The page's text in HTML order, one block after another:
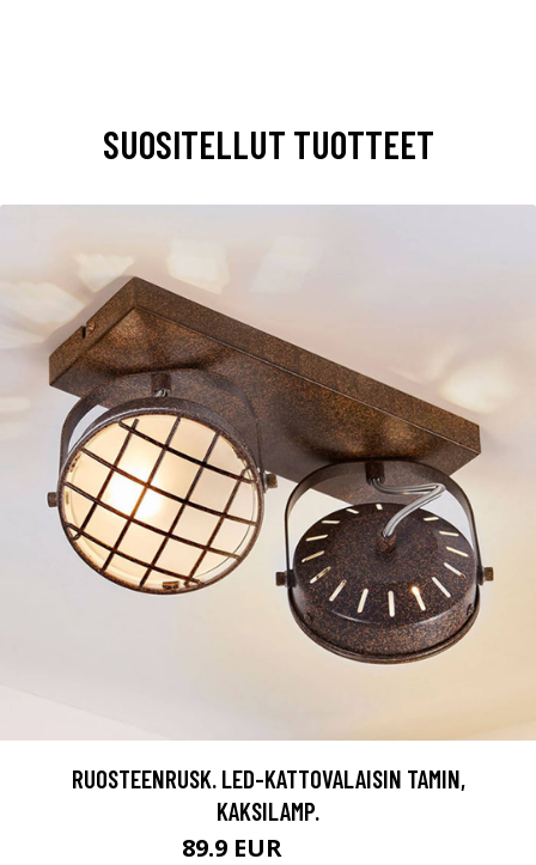
SUOSITELLUT TUOTTEET
RUOSTEENRUSK. LED-KATTOVALAISIN TAMIN,
KAKSILAMP.
89.9 EUR